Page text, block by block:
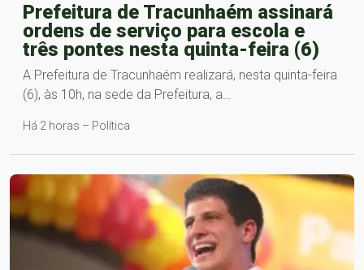
Prefeitura de Tracunhaém assinará
ordens de serviço para escola e
três pontes nesta quinta-feira (6)
A Prefeitura de Tracunhaém realizará, nesta quinta-feira
(6), às 10h, na sede da Prefeitura, a…
Há 2 horas – Política